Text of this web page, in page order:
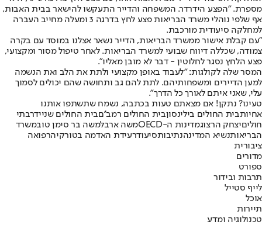
מספרת. "הפצע הידרדר. המשפחה והדייר התעקשו להישאר בבית האבות,
אף שלפי נוהלי משרד הבריאות פצע לחץ בדרגה 3 ומעלה מחייב העברה
למחלקה סיעודית מורכבת.
"עם קבלת אישור ממשרד הבריאות, הדייר נשאר אצלנו במוסד עם בקרה
צמודה, שכללה דיווח שבועי למשרד הבריאות. לאחר טיפול מסור ומקצועי,
פצע הלחץ נסגר לחלוטין - דבר לא מובן מאליו".
המסר שלה לקולגות: "לעבוד באופן מקצועי ולתת את הלב ואת הנשמה
למען הדיירים ומשפחותיהם. לתת להם גב ותחושה שהם יכולים לסמוך
עלי, שאני איתם לאורך כל הדרך".
טעינו? נתקן! אם מצאתם טעות בכתבה, נשמח שתשתפו אותנו
אחיותבית החולים בילינסוןבית החולים רמב''םבית החולים שניידרבתי
חוליםיצחק הרצוגמדינות ה-OECD משה ארבלמשה בר סימן טובמשרד
הבריאותנשיא המדינהנתיבותסיעודרעידת האדמה בטורקיהרפואה
ציבורית
מדורים
ספורט
תרבות ובידור
לייף סטייל
אוכל
תיירות
טכנולוגיה ומדע